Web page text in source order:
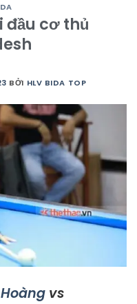
đầu cơ thủ
BỞI HLV BIDA TOP
vs